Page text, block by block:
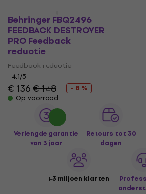
Behringer FBQ2496
FEEDBACK DESTROYER
PRO Feedback
reductie
Feedback reductie
4,1/5
€ 136€ 148
- 8 %
Op voorraad
Verlengde garantie
van 3 jaar
Retours tot 30
dagen
+3 miljoen klanten